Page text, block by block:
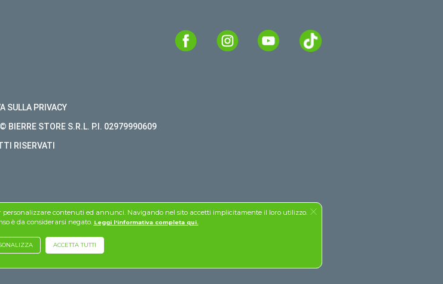
SULLA PRIVACY
BIERRE STORE S.R.L. P.I. 02979990609
RISERVATI
contenuti ed annunci. Navigando nel sito accetti implicitamente il loro utilizzo.
è da considerarsi negato. Leggi l'informativa completa qui.
ACCETTA TUTTI